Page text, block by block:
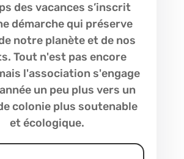
des vacances s’inscrit
démarche qui préserve
notre planète et de nos
Tout n'est pas encore
l'association s'engage
un peu plus vers un
colonie plus soutenable
et écologique.